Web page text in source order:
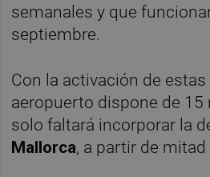
semanales y que
septiembre.
Con la activación de estas
aeropuerto dispone de 15
solo faltará incorporar la
Mallorca, a partir de mitad